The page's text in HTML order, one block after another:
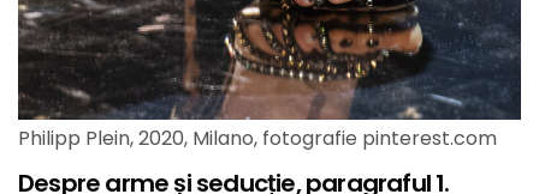
Philipp Plein, 2020, Milano, fotografie pinterest.com
Despre arme și seducție, paragraful 1.